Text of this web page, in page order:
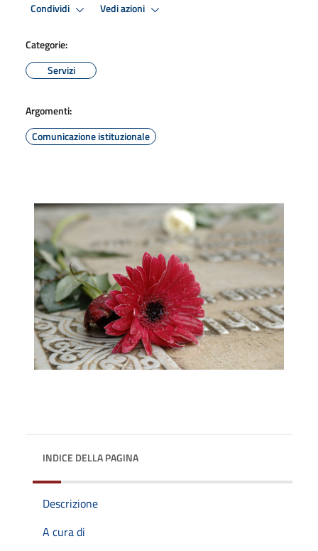
Condividi Vedi azioni
Categorie:
Servizi
Argomenti:
Comunicazione istituzionale
INDICE DELLA PAGINA
Descrizione
A cura di